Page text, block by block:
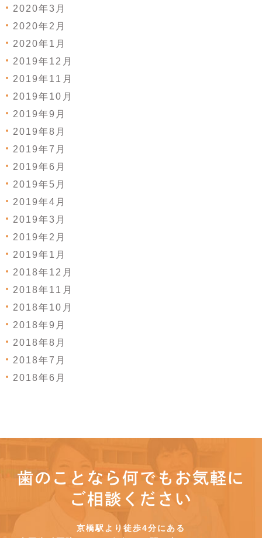
2020年3月
2020年2月
2020年1月
2019年12月
2019年11月
2019年10月
2019年9月
2019年8月
2019年7月
2019年6月
2019年5月
2019年4月
2019年3月
2019年2月
2019年1月
2018年12月
2018年11月
2018年10月
2018年9月
2018年8月
2018年7月
2018年6月
歯のことなら何でもお気軽に
ご相談ください
京橋駅より徒歩4分にある